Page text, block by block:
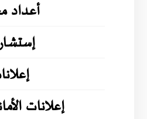
أعداد
إعلانات